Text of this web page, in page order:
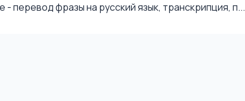
перевод фразы на русский язык, транскрипция, п...